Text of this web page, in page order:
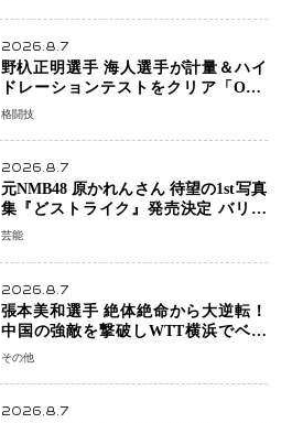
2026.8.7
野杁正明選手 海人選手が計量＆ハイ
ドレーションテストをクリア「ONE
SAMURAI 2」決戦へ万全の準備整う
格闘技
2026.8.7
元NMB48 原かれんさん 待望の1st写真
集『どストライク』発売決定 バリで
魅せる25歳の新境地
芸能
2026.8.7
張本美和選手 絶体絶命から大逆転！
中国の強敵を撃破しWTT横浜でベス
ト8進出
その他
2026.8.7